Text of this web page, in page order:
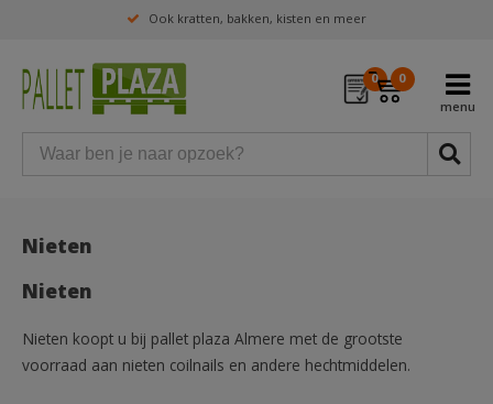
Ook kratten, bakken, kisten en meer
0 0
Nieten
Nieten
Nieten koopt u bij pallet plaza Almere met de grootste
voorraad aan nieten coilnails en andere hechtmiddelen.